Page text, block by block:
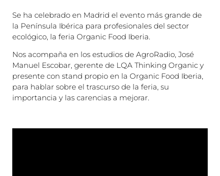
Se ha celebrado en Madrid el evento más grande de
la Península Ibérica para profesionales del sector
ecológico, la feria Organic Food Iberia.
Nos acompaña en los estudios de AgroRadio, José
Manuel Escobar, gerente de LQA Thinking Organic y
presente con stand propio en la Organic Food Iberia,
para hablar sobre el trascurso de la feria, su
importancia y las carencias a mejorar.